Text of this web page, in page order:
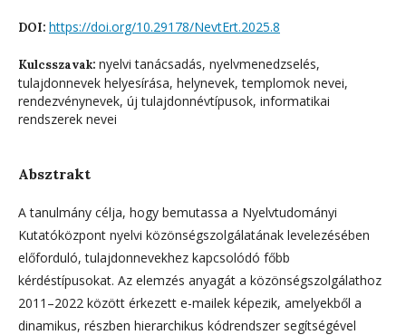
DOI: https://doi.org/10.29178/NevtErt.2025.8
Kulcsszavak: nyelvi tanácsadás, nyelvmenedzselés,
tulajdonnevek helyesírása, helynevek, templomok nevei,
rendezvénynevek, új tulajdonnévtípusok, informatikai
rendszerek nevei
Absztrakt
A tanulmány célja, hogy bemutassa a Nyelvtudományi
Kutatóközpont nyelvi közönségszolgálatának levelezésében
előforduló, tulajdonnevekhez kapcsolódó főbb
kérdéstípusokat. Az elemzés anyagát a közönségszolgálathoz
2011–2022 között érkezett e-mailek képezik, amelyekből a
dinamikus, részben hierarchikus kódrendszer segítségével